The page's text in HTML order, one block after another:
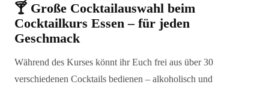
🍸 Große Cocktailauswahl beim
Cocktailkurs Essen – für jeden
Geschmack
Während des Kurses könnt ihr Euch frei aus über 30
verschiedenen Cocktails bedienen – alkoholisch und